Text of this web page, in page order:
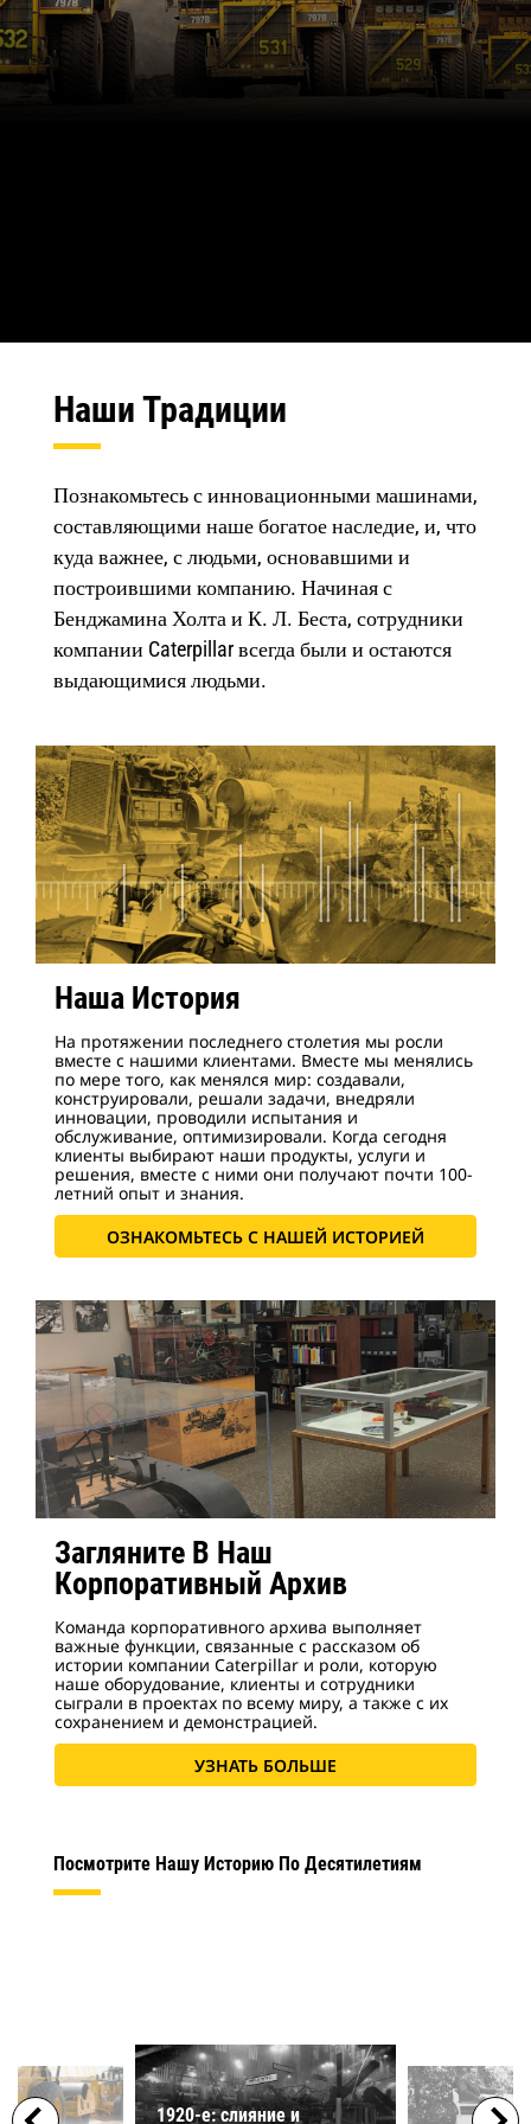
Наши Традиции
Познакомьтесь с инновационными машинами,
составляющими наше богатое наследие, и, что
куда важнее, с людьми, основавшими и
построившими компанию. Начиная с
Бенджамина Холта и К. Л. Беста, сотрудники
компании Caterpillar всегда были и остаются
выдающимися людьми.
Наша История
На протяжении последнего столетия мы росли
вместе с нашими клиентами. Вместе мы менялись
по мере того, как менялся мир: создавали,
конструировали, решали задачи, внедряли
инновации, проводили испытания и
обслуживание, оптимизировали. Когда сегодня
клиенты выбирают наши продукты, услуги и
решения, вместе с ними они получают почти 100-
летний опыт и знания.
ОЗНАКОМЬТЕСЬ С НАШЕЙ ИСТОРИЕЙ
Загляните В Наш
Корпоративный Архив
Команда корпоративного архива выполняет
важные функции, связанные с рассказом об
истории компании Caterpillar и роли, которую
наше оборудование, клиенты и сотрудники
сыграли в проектах по всему миру, а также с их
сохранением и демонстрацией.
УЗНАТЬ БОЛЬШЕ
Посмотрите Нашу Историю По Десятилетиям
1920-е: слияние и